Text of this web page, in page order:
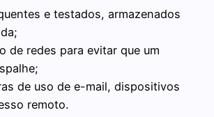
e testados, armazenados
de redes para evitar que um
de uso de e-mail, dispositivos
remoto.